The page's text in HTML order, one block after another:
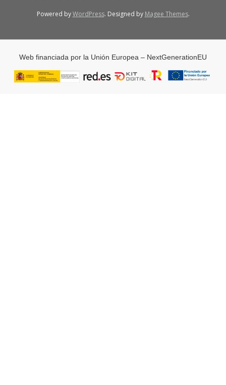
Powered byWordPress. Designed by Magee Themes.
Web financiada por la Unión Europea – NextGenerationEU